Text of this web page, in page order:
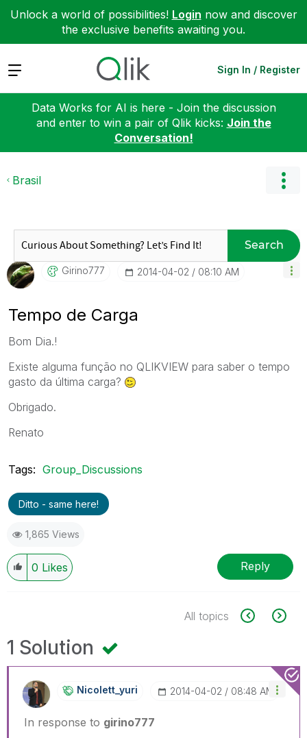
Unlock a world of possibilities! Login now and discover
the exclusive benefits awaiting you.
Expand Sign In / Register
Data Works for AI is here - Join the discussion
and enter to win a pair of Qlik kicks: Join the
Conversation!
Brasil
Search
Girino777 ‎2014-04-02 08:10 AM
Tempo de Carga
Bom Dia.!
Existe alguma função no QLIKVIEW para saber o tempo
gasto da última carga?
Obrigado.
Renato
Tags: Group_Discussions
Ditto - same here!
1,865 Views
0 Likes Reply
All topics
1 Solution
Nicolett_yuri ‎2014-04-02 08:48 AM
In response to girino777